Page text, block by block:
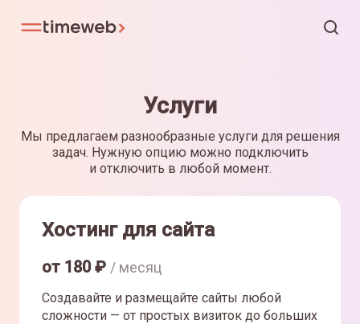
Услуги
Мы предлагаем разнообразные услуги для решения
задач. Нужную опцию можно подключить
и отключить в любой момент.
Хостинг для сайта
от 180₽ / месяц
Создавайте и размещайте сайты любой
сложности — от простых визиток до больших